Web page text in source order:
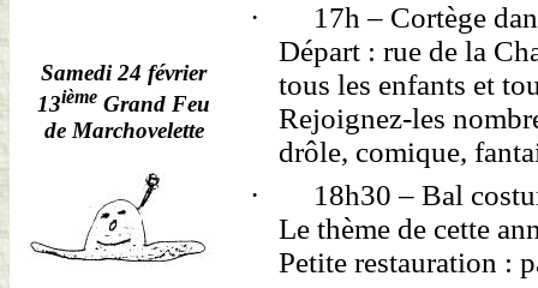
Samedi 24 février
13ième Grand Feu
de Marchovelette
·
17h – Cortège
Départ : rue de la
tous les enfants et
Rejoignez-les
drôle, comique,
·
18h30 – Bal
Le thème de cette
Petite restauration :